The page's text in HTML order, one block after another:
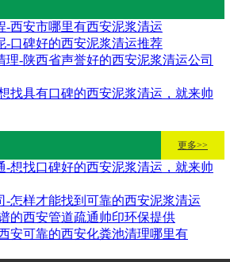
-西安市哪里有西安泥浆清运
-口碑好的西安泥浆清运推荐
理-陕西省声誉好的西安泥浆清运公司
找具有口碑的西安泥浆清运，就来帅
更多>>
-想找口碑好的西安泥浆清运，就来帅
-怎样才能找到可靠的西安泥浆清运
的西安管道疏通帅印环保提供
安可靠的西安化粪池清理哪里有